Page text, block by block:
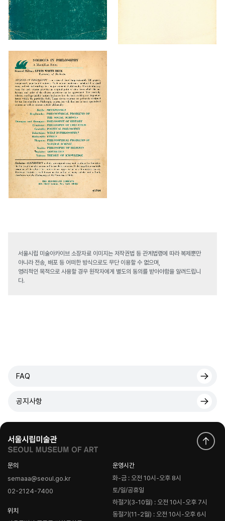
서울시립 미술아카이브 소장자료 이미지는 저작권법 등 관계법령에 따라 복제뿐만
아니라 전송, 배포 등 어떠한 방식으로도 무단 이용할 수 없으며,
영리적인 목적으로 사용할 경우 원작자에게 별도의 동의를 받아야함을 알려드립니
다.
FAQ
공지사항
문의
semaaa@seoul.go.kr
02-2124-7400
위치
운영시간
화-금 : 오전 10시-오후 8시
토/일/공휴일
하절기(3-10월) : 오전 10시-오후 7시
동절기(11-2월) : 오전 10시-오후 6시